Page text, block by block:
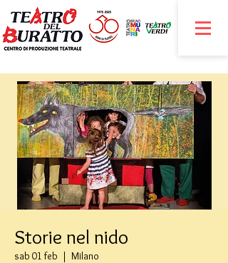
Storie nel nido
sab 01 feb
  |
Milano